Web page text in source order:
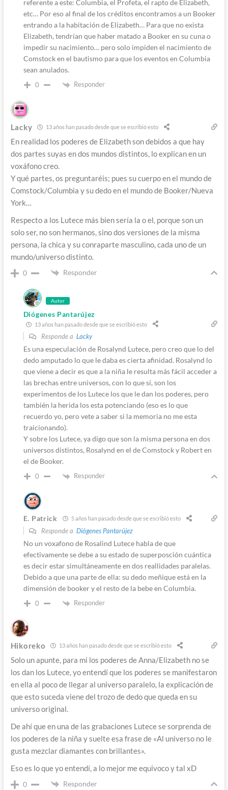
referente a este: Columbia, el Profeta, el rapto de Elizabeth,
etc… Por eso al final de los créditos encontramos a un Booker
entrando a la habitación de Elizabeth… Para que no exista
Elizabeth, tendrían que haber matado a Booker en su cuna o
impedir su nacimiento… pero solo impiden el nacimiento de
Comstock en el bautismo para que los eventos en Columbia
sean anulados.
0 Responder
Lacky 13 años han pasado desde que se escribió esto
En realidad los poderes de Elizabeth son debidos a que hay
dos partes suyas en dos mundos distintos, lo explican en un
voxáfono creo.
Y qué partes, os preguntaréis; pues su cuerpo en el mundo de
Comstock/Columbia y su dedo en el mundo de Booker/Nueva
York…
Respecto a los Lutece más bien sería la o el, porque son un
solo ser, no son hermanos, sino dos versiones de la misma
persona, la chica y su conraparte masculino, cada uno de un
mundo/universo distinto.
0 Responder
Autor
Diógenes Pantarújez
13 años han pasado desde que se escribió esto
Responde a Lacky
Es una especulación de Rosalynd Lutece, pero creo que lo del
dedo amputado lo que le daba es cierta afinidad. Rosalynd lo
que viene a decir es que a la niña le resulta más fácil acceder a
las brechas entre universos, con lo que sí, son los
experimentos de los Lutece los que le dan los poderes, pero
también la herida los esta potenciando (eso es lo que
recuerdo yo, pero vete a saber si la memoria no me esta
traicionando).
Y sobre los Lutece, ya digo que son la misma persona en dos
universos distintos, Rosalynd en el de Comstock y Robert en
el de Booker.
0 Responder
E. Patrick 5 años han pasado desde que se escribió esto
Responde a Diógenes Pantarújez
No un voxafono de Rosalind Lutece habla de que
efectivamente se debe a su estado de superposción cuántica
es decir estar simultáneamente en dos reallidades paralelas.
Debido a que una parte de ella: su dedo meñique está en la
dimensión de booker y el resto de la bebe en Columbia.
0 Responder
Hikoreko 13 años han pasado desde que se escribió esto
Solo un apunte, para mi los poderes de Anna/Elizabeth no se
los dan los Lutece, yo entendí que los poderes se manifestaron
en ella al poco de llegar al universo paralelo, la explicación de
que esto suceda viene del trozo de dedo que queda en su
universo original.
De ahí que en una de las grabaciones Lutece se sorprenda de
los poderes de la niña y suelte esa frase de «Al universo no le
gusta mezclar diamantes con brillantes».
Eso es lo que yo entendí, a lo mejor me equivoco y tal xD
0 Responder